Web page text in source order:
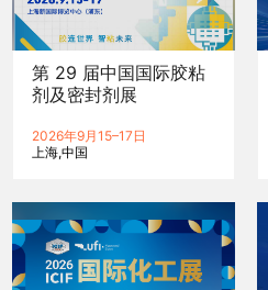
第 29 届中国国际胶粘
剂及密封剂展
2026年9月15–17日
上海 中国